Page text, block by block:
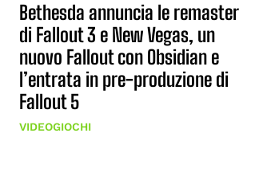
Bethesda annuncia le remaster
di Fallout 3 e New Vegas, un
nuovo Fallout con Obsidian e
l’entrata in pre-produzione di
Fallout 5
VIDEOGIOCHI